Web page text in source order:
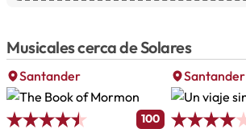
Musicales cerca de Solares
Santander
100
Santander